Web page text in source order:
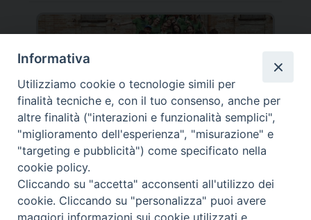
Torna il Campo Missionario Diocesano
_____________________________________________________
_____________________________
DIOCESI DI FANO FOSSOMBRONE CAGLI PERGOLA | Via Roma,
Informativa
Utilizziamo cookie o tecnologie simili per
finalità tecniche e, con il tuo consenso, anche per
altre finalità ("interazioni e funzionalità semplici",
"miglioramento dell'esperienza", "misurazione" e
"targeting e pubblicità") come specificato nella
cookie policy.
Cliccando su "accetta" acconsenti all'utilizzo dei
cookie. Cliccando su "personalizza" puoi avere